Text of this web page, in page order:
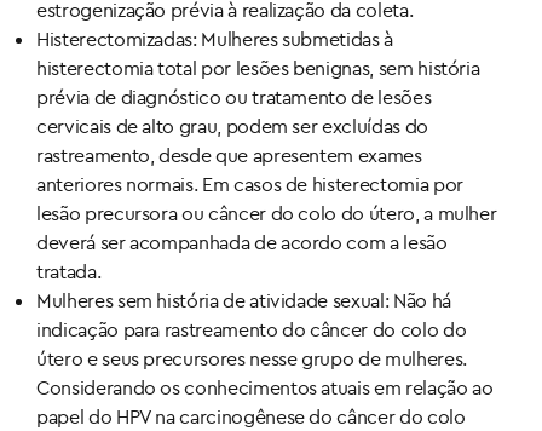
estrogenização prévia à realização da coleta.
Histerectomizadas: Mulheres submetidas à
histerectomia total por lesões benignas, sem história
prévia de diagnóstico ou tratamento de lesões
cervicais de alto grau, podem ser excluídas do
rastreamento, desde que apresentem exames
anteriores normais. Em casos de histerectomia por
lesão precursora ou câncer do colo do útero, a mulher
deverá ser acompanhada de acordo com a lesão
tratada.
Mulheres sem história de atividade sexual: Não há
indicação para rastreamento do câncer do colo do
útero e seus precursores nesse grupo de mulheres.
Considerando os conhecimentos atuais em relação ao
papel do HPV na carcinogênese do câncer do colo